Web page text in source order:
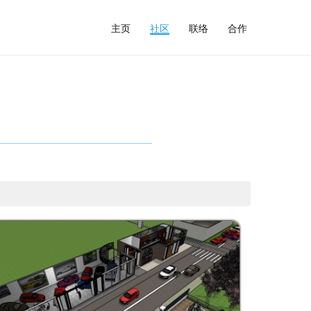
主页 社区 联络 合作